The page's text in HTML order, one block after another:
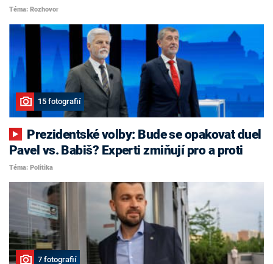
Téma: Rozhovor
15 fotografií
Pavel vs. Babiš? Experti zmiňují pro a proti
Téma: Politika
7 fotografií